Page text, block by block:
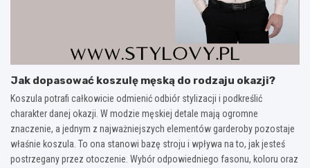
Jak dopasować koszulę męską do rodzaju okazji?
Koszula potrafi całkowicie odmienić odbiór stylizacji i podkreślić
charakter danej okazji. W modzie męskiej detale mają ogromne
znaczenie, a jednym z najważniejszych elementów garderoby pozostaje
właśnie koszula. To ona stanowi bazę stroju i wpływa na to, jak jesteś
postrzegany przez otoczenie. Wybór odpowiedniego fasonu, koloru oraz